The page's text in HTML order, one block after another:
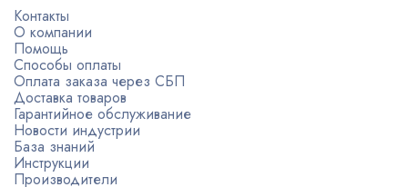
Контакты
О компании
Помощь
Способы оплаты
Оплата заказа через СБП
Доставка товаров
Гарантийное обслуживание
Новости индустрии
База знаний
Инструкции
Производители